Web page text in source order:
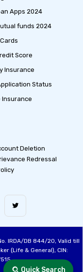
Quick Search
Apps 2024
funds 2024
Score
Insurance
Status
Insurance
Deletion
Redressal
IRDA/DB 844/20, Valid till
(Life & General), CIN: